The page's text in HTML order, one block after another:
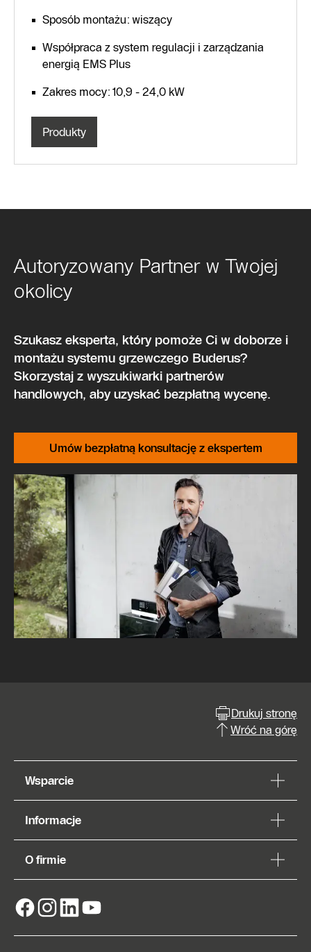
Sposób montażu: wiszący
Współpraca z system regulacji i zarządzania
energią EMS Plus
Zakres mocy: 10,9 - 24,0 kW
Produkty
Autoryzowany Partner w Twojej
okolicy
Szukasz eksperta, który pomoże Ci w doborze i
montażu systemu grzewczego Buderus?
Skorzystaj z wyszukiwarki partnerów
handlowych, aby uzyskać bezpłatną wycenę.
Umów bezpłatną konsultację z ekspertem
Drukuj stronę
Wróć na górę
Wsparcie
Informacje
O firmie